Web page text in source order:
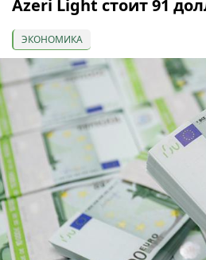
Azeri Light стоит 91
ЭКОНОМИКА